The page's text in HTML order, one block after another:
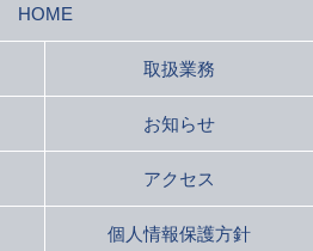
HOME
取扱業務
お知らせ
アクセス
個人情報保護方針